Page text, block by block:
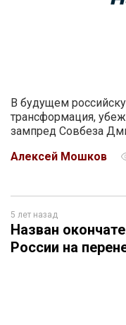
В будущем
трансформация,
зампред Совбеза
Алексей Мошков
5 лет назад
Назван
России на